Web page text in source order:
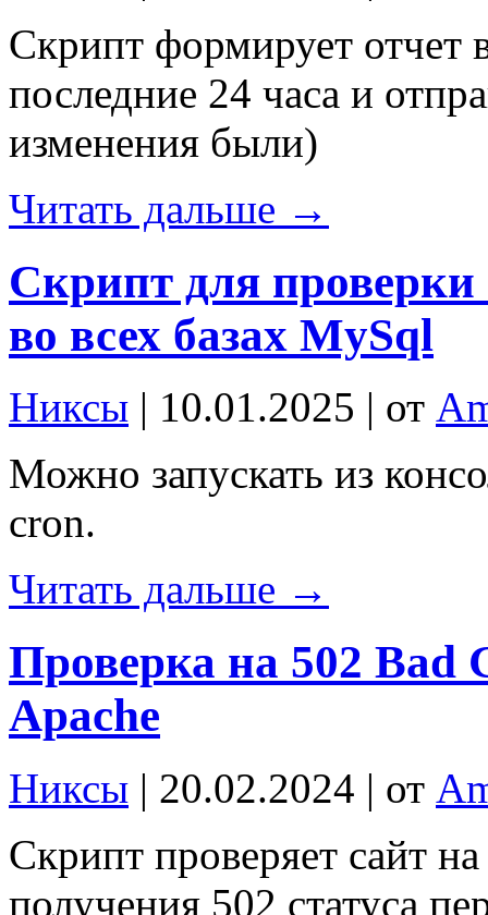
Скрипт формирует отчет
последние 24 часа и
изменения были)
Читать дальше →
Скрипт для проверки
во всех базах MySql
Никсы | 10.01.2025 | от
Можно запускать из
cron.
Читать дальше →
Проверка на 502 Bad
Apache
Никсы | 20.02.2024 | от
Скрипт проверяет сайт
получения 502 статуса